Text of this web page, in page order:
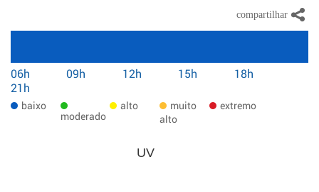
06h 09h 12h 15h
18h
21h
baixo
moderado
alto
muito
alto
extremo
UV